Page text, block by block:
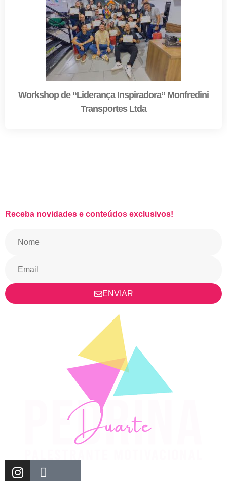
Workshop de “Liderança Inspiradora” Monfredini
Transportes Ltda
Receba novidades e conteúdos exclusivos!
ENVIAR